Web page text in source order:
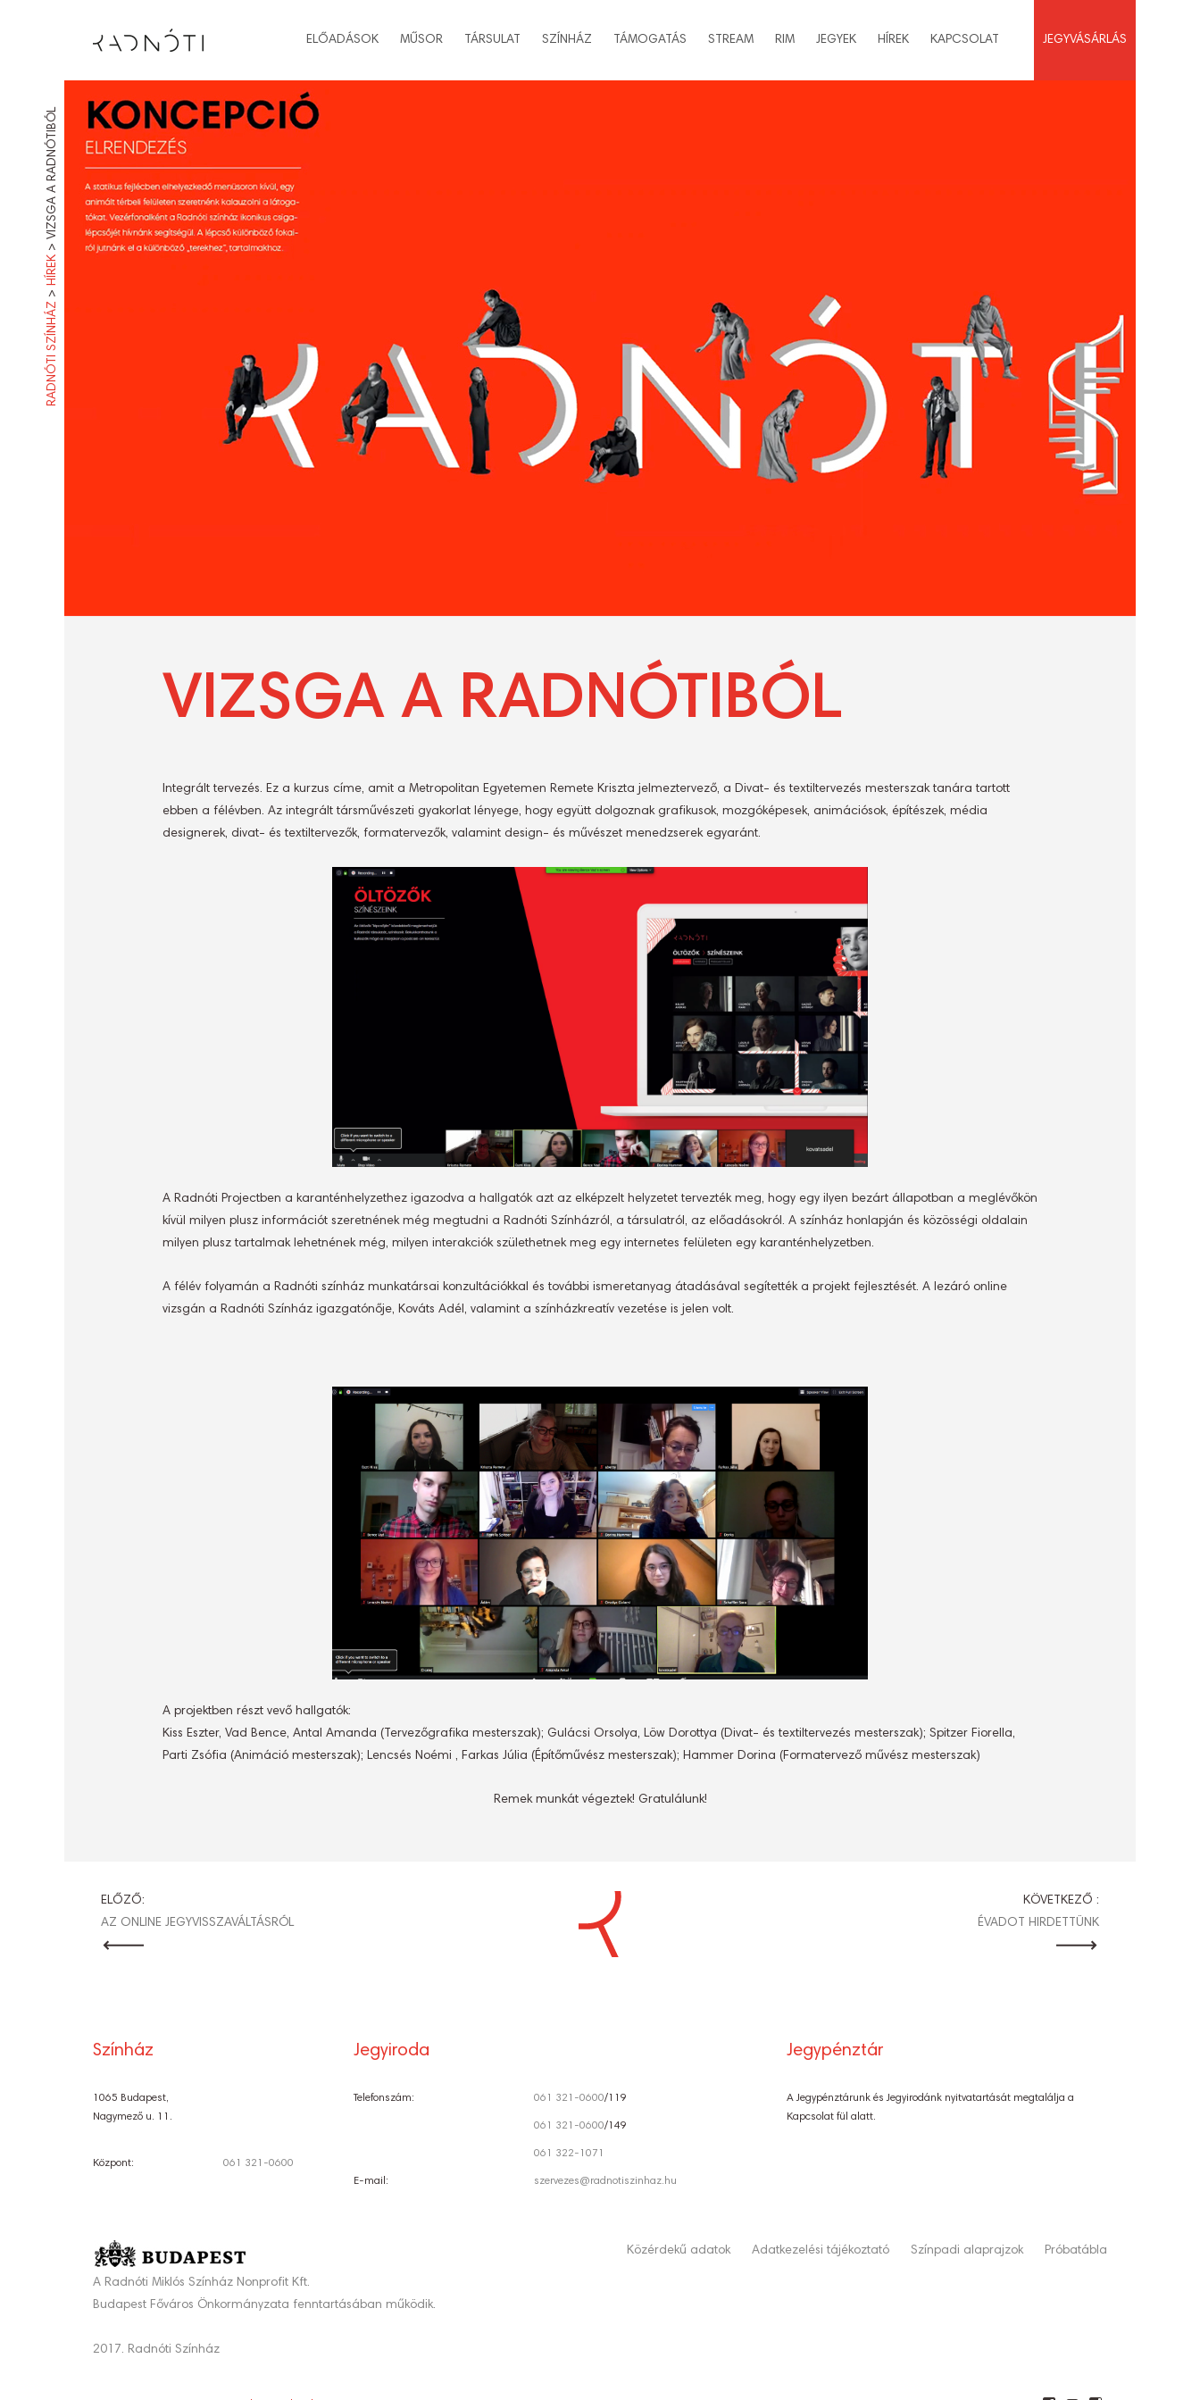
ELŐADÁSOK MŰSOR TÁRSULAT SZÍNHÁZ TÁMOGATÁS STREAM RIM JEGYEK HÍREK KAPCSOLAT JEGYVÁSÁRLÁS
RADNÓTI SZÍNHÁZ
>
HÍREK
>
VIZSGA A RADNÓTIBÓL
VIZSGA A RADNÓTIBÓL
Integrált tervezés. Ez a kurzus címe, amit a Metropolitan Egyetemen Remete Kriszta jelmeztervező, a Divat- és textiltervezés mesterszak tanára tartott
ebben a félévben. Az integrált társművészeti gyakorlat lényege, hogy együtt dolgoznak grafikusok, mozgóképesek, animációsok, építészek, média
designerek, divat- és textiltervezők, formatervezők, valamint design- és művészet menedzserek egyaránt.
A Radnóti Projectben a karanténhelyzethez igazodva a hallgatók azt az elképzelt helyzetet tervezték meg, hogy egy ilyen bezárt állapotban a meglévőkön
kívül milyen plusz információt szeretnének még megtudni a Radnóti Színházról, a társulatról, az előadásokról. A színház honlapján és közösségi oldalain
milyen plusz tartalmak lehetnének még, milyen interakciók születhetnek meg egy internetes felületen egy karanténhelyzetben.
A félév folyamán a Radnóti színház munkatársai konzultációkkal és további ismeretanyag átadásával segítették a projekt fejlesztését. A lezáró online
vizsgán a Radnóti Színház igazgatónője, Kováts Adél, valamint a színházkreatív vezetése is jelen volt.
A projektben részt vevő hallgatók:
Kiss Eszter, Vad Bence, Antal Amanda (Tervezőgrafika mesterszak); Gulácsi Orsolya, Löw Dorottya (Divat- és textiltervezés mesterszak); Spitzer Fiorella,
Parti Zsófia (Animáció mesterszak); Lencsés Noémi , Farkas Júlia (Építőművész mesterszak); Hammer Dorina (Formatervező művész mesterszak)
Remek munkát végeztek! Gratulálunk!
BEJEGYZÉS
ELŐZŐ:
AZ ONLINE JEGYVISSZAVÁLTÁSRÓL
KÖVETKEZŐ :
ÉVADOT HIRDETTÜNK
Színház
1065 Budapest,
Nagymező u. 11.
Központ: 061 321-0600
Jegyiroda
Telefonszám: 061 321-0600/119
061 321-0600/149
061 322-1071
E-mail: szervezes@radnotiszinhaz.hu
Jegypénztár
A Jegypénztárunk és Jegyirodánk nyitvatartását megtalálja a
Kapcsolat fül alatt.
A Radnóti Miklós Színház Nonprofit Kft.
Budapest Főváros Önkormányzata fenntartásában működik.
2017. Radnóti Színház
Közérdekű adatok Adatkezelési tájékoztató Színpadi alaprajzok Próbatábla